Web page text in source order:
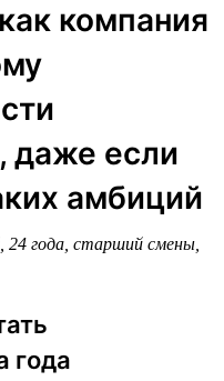
компания
даже если
амбиций
года, старший смены,
года